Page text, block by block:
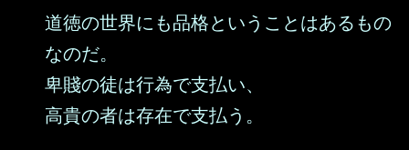
道徳の世界にも品格ということはあるもの
なのだ。
卑賤の徒は行為で支払い、
高貴の者は存在で支払う。